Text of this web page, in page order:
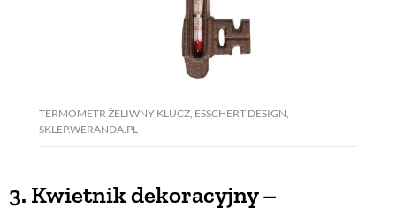
TERMOMETR ŻELIWNY KLUCZ, ESSCHERT DESIGN,
SKLEP.WERANDA.PL
3. Kwietnik dekoracyjny –